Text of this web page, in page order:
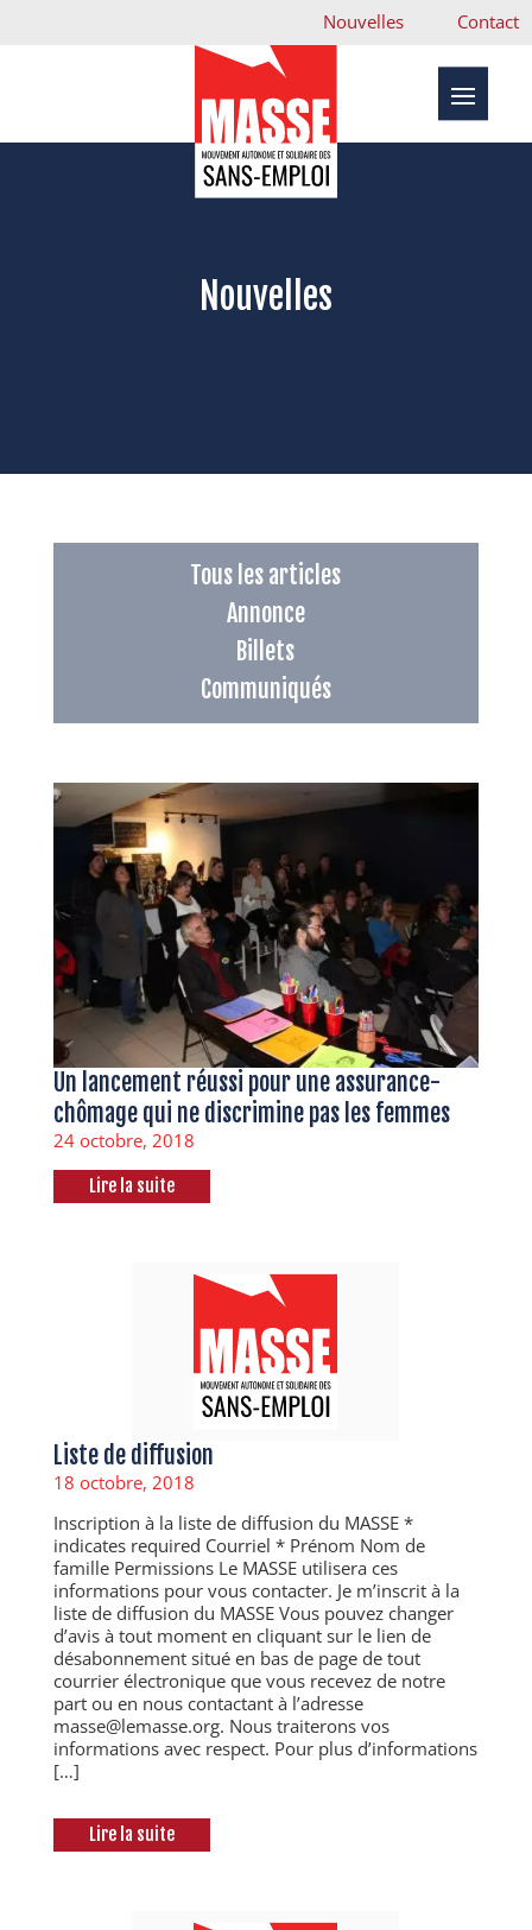
Nouvelles Contact
Nouvelles
Tous les articles
Annonce
Billets
Communiqués
Un lancement réussi pour une assurance-
chômage qui ne discrimine pas les femmes
24 octobre, 2018
Lire la suite
Liste de diffusion
18 octobre, 2018
Inscription à la liste de diffusion du MASSE *
indicates required Courriel * Prénom Nom de
famille Permissions Le MASSE utilisera ces
informations pour vous contacter. Je m’inscrit à la
liste de diffusion du MASSE Vous pouvez changer
d’avis à tout moment en cliquant sur le lien de
désabonnement situé en bas de page de tout
courrier électronique que vous recevez de notre
part ou en nous contactant à l’adresse
masse@lemasse.org. Nous traiterons vos
informations avec respect. Pour plus d’informations
[…]
Lire la suite